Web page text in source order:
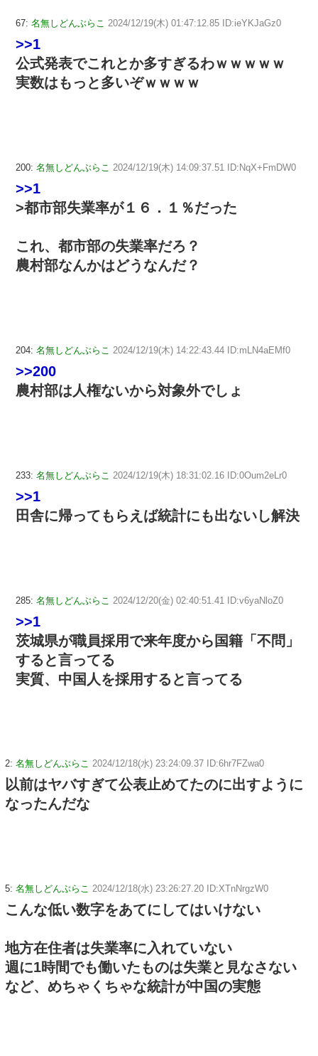
67: 名無しどんぶらこ 2024/12/19(木) 01:47:12.85 ID:ieYKJaGz0
>>1
公式発表でこれとか多すぎるわｗｗｗｗｗ
実数はもっと多いぞｗｗｗｗ
200: 名無しどんぶらこ 2024/12/19(木) 14:09:37.51 ID:NqX+FmDW0
>>1
>都市部失業率が１６．１％だった
これ、都市部の失業率だろ？
農村部なんかはどうなんだ？
204: 名無しどんぶらこ 2024/12/19(木) 14:22:43.44 ID:mLN4aEMf0
>>200
農村部は人権ないから対象外でしょ
233: 名無しどんぶらこ 2024/12/19(木) 18:31:02.16 ID:0Oum2eLr0
>>1
田舎に帰ってもらえば統計にも出ないし解決
285: 名無しどんぶらこ 2024/12/20(金) 02:40:51.41 ID:v6yaNloZ0
>>1
茨城県が職員採用で来年度から国籍「不問」
すると言ってる
実質、中国人を採用すると言ってる
2: 名無しどんぶらこ 2024/12/18(水) 23:24:09.37 ID:6hr7FZwa0
以前はヤバすぎて公表止めてたのに出すように
なったんだな
5: 名無しどんぶらこ 2024/12/18(水) 23:26:27.20 ID:XTnNrgzW0
こんな低い数字をあてにしてはいけない
地方在住者は失業率に入れていない
週に1時間でも働いたものは失業と見なさない
など、めちゃくちゃな統計が中国の実態